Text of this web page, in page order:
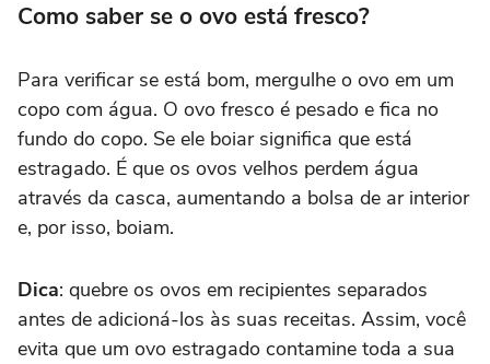
Como saber se o ovo está fresco?
Para verificar se está bom, mergulhe o ovo em um
copo com água. O ovo fresco é pesado e fica no
fundo do copo. Se ele boiar significa que está
estragado. É que os ovos velhos perdem água
através da casca, aumentando a bolsa de ar interior
e, por isso, boiam.
Dica: quebre os ovos em recipientes separados
antes de adicioná-los às suas receitas. Assim, você
evita que um ovo estragado contamine toda a sua